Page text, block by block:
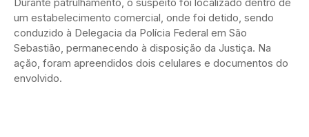
Durante patrulhamento, o suspeito foi localizado dentro de
um estabelecimento comercial, onde foi detido, sendo
conduzido à Delegacia da Polícia Federal em São
Sebastião, permanecendo à disposição da Justiça. Na
ação, foram apreendidos dois celulares e documentos do
envolvido.